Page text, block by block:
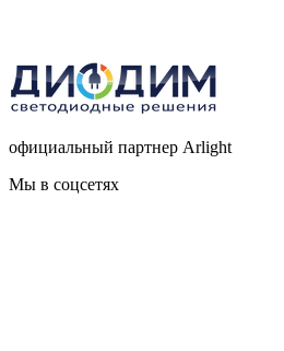
официальный партнер Arlight
Мы в соцсетях